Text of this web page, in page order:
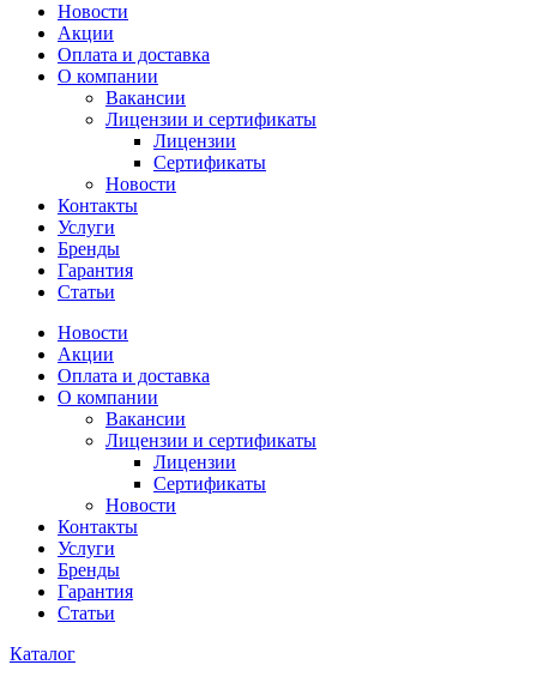
Новости
Акции
Оплата и доставка
О компании
Вакансии
Лицензии и сертификаты
Лицензии
Сертификаты
Новости
Контакты
Услуги
Бренды
Гарантия
Статьи
Новости
Акции
Оплата и доставка
О компании
Вакансии
Лицензии и сертификаты
Лицензии
Сертификаты
Новости
Контакты
Услуги
Бренды
Гарантия
Статьи
Каталог